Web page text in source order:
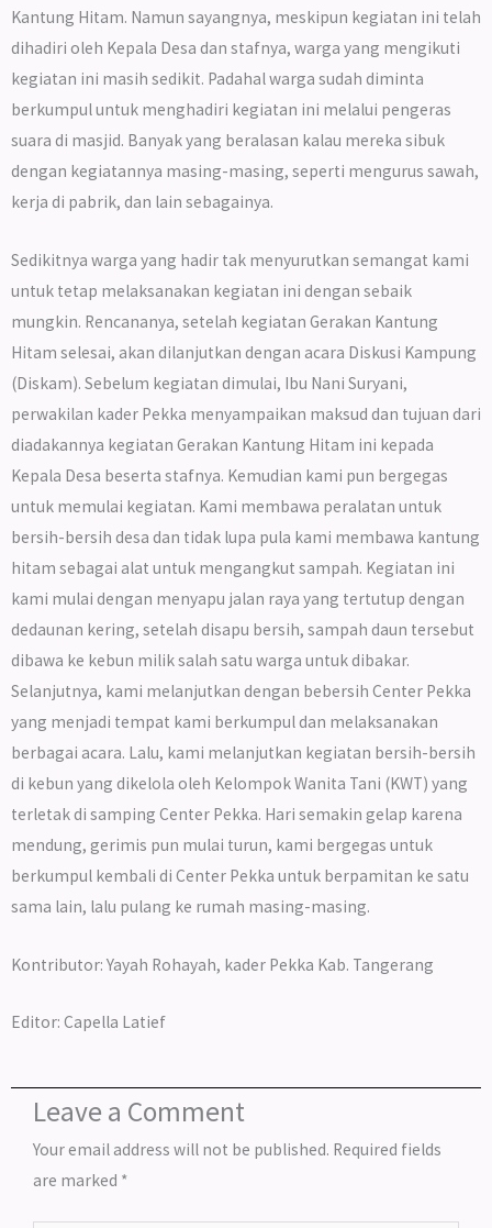
Kantung Hitam. Namun sayangnya, meskipun kegiatan ini telah
dihadiri oleh Kepala Desa dan stafnya, warga yang mengikuti
kegiatan ini masih sedikit. Padahal warga sudah diminta
berkumpul untuk menghadiri kegiatan ini melalui pengeras
suara di masjid. Banyak yang beralasan kalau mereka sibuk
dengan kegiatannya masing-masing, seperti mengurus sawah,
kerja di pabrik, dan lain sebagainya.
Sedikitnya warga yang hadir tak menyurutkan semangat kami
untuk tetap melaksanakan kegiatan ini dengan sebaik
mungkin. Rencananya, setelah kegiatan Gerakan Kantung
Hitam selesai, akan dilanjutkan dengan acara Diskusi Kampung
(Diskam). Sebelum kegiatan dimulai, Ibu Nani Suryani,
perwakilan kader Pekka menyampaikan maksud dan tujuan dari
diadakannya kegiatan Gerakan Kantung Hitam ini kepada
Kepala Desa beserta stafnya. Kemudian kami pun bergegas
untuk memulai kegiatan. Kami membawa peralatan untuk
bersih-bersih desa dan tidak lupa pula kami membawa kantung
hitam sebagai alat untuk mengangkut sampah. Kegiatan ini
kami mulai dengan menyapu jalan raya yang tertutup dengan
dedaunan kering, setelah disapu bersih, sampah daun tersebut
dibawa ke kebun milik salah satu warga untuk dibakar.
Selanjutnya, kami melanjutkan dengan bebersih Center Pekka
yang menjadi tempat kami berkumpul dan melaksanakan
berbagai acara. Lalu, kami melanjutkan kegiatan bersih-bersih
di kebun yang dikelola oleh Kelompok Wanita Tani (KWT) yang
terletak di samping Center Pekka. Hari semakin gelap karena
mendung, gerimis pun mulai turun, kami bergegas untuk
berkumpul kembali di Center Pekka untuk berpamitan ke satu
sama lain, lalu pulang ke rumah masing-masing.
Kontributor: Yayah Rohayah, kader Pekka Kab. Tangerang
Editor: Capella Latief
Leave a Comment
Your email address will not be published. Required fields
are marked *